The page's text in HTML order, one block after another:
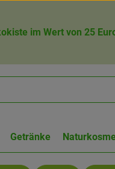
im Wert von 25
Getränke